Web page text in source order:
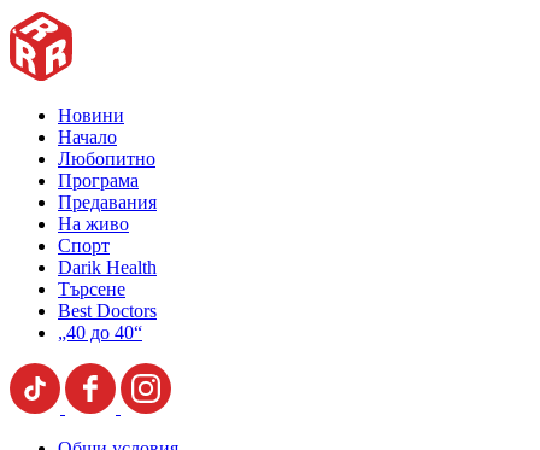
Новини
Начало
Любопитно
Програма
Предавания
На живо
Спорт
Darik Health
Търсене
Best Doctors
„40 до 40“